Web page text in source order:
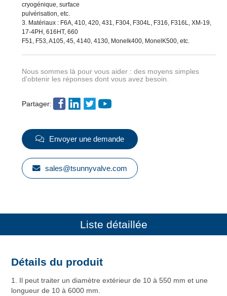
cryogénique, surface
pulvérisation, etc.
3. Matériaux : F6A, 410, 420, 431, F304, F304L, F316, F316L, XM-19,
17-4PH, 616HT, 660
F51, F53, A105, 45, 4140, 4130, Monelk400, MonelK500, etc.
Nous sommes là pour vous aider : des moyens simples
d'obtenir les réponses dont vous avez besoin.
Partager:
Envoyer une demande
sales@tsunnyvalve.com
Liste détaillée
Détails du produit
1. Il peut traiter un diamètre extérieur de 10 à 550 mm et une
longueur de 10 à 6000 mm.